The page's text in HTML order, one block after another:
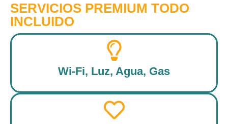
SERVICIOS PREMIUM TODO
INCLUIDO
Wi-Fi, Luz, Agua, Gas